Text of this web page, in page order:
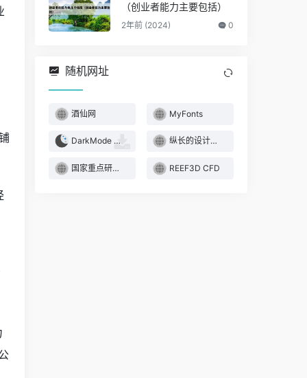
（创业者能力主要包括）
2年前 (2024) 0
随机网址
酒仙网 MyFonts
DarkMode 黑暗模式 纵长的设计画廊
国家重点研发计划 REEF3D CFD